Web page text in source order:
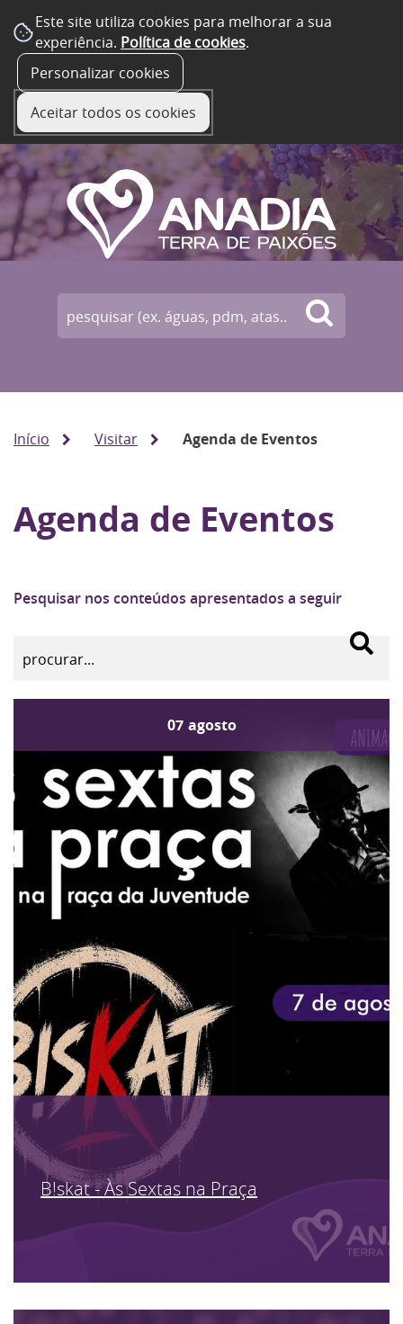
Este site utiliza cookies para melhorar a sua
experiência. Política de cookies.
Personalizar cookies
Aceitar todos os cookies
Início Visitar Agenda de Eventos
Agenda de Eventos
Pesquisar nos conteúdos apresentados a seguir
07 agosto
B!skat - Às Sextas na Praça